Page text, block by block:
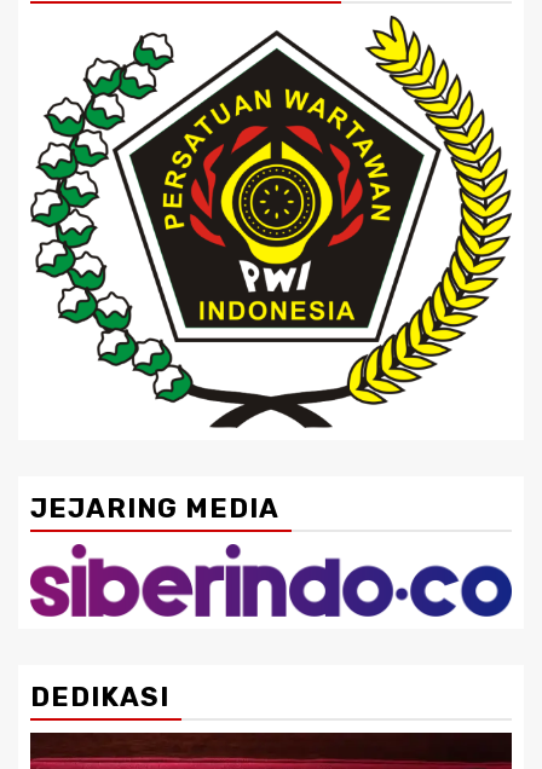
JEJARING MEDIA
DEDIKASI